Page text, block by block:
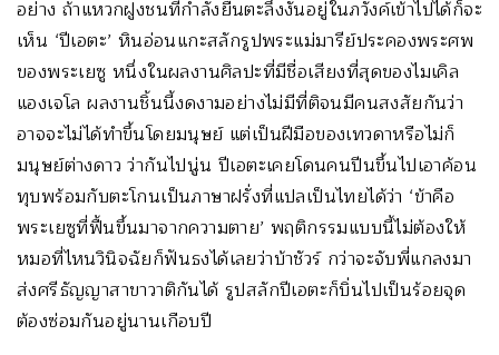
อย่าง ถ้าแหวกฝูงชนที่กำลังยืนตะลึงงันอยู่ในภวังค์เข้าไปได้ก็จะ
เห็น ‘ปีเอตะ’ หินอ่อนแกะสลักรูปพระแม่มารีย์ประคองพระศพ
ของพระเยซู หนึ่งในผลงานศิลปะที่มีชื่อเสียงที่สุดของไมเคิล
แองเจโล ผลงานชิ้นนี้งดงามอย่างไม่มีที่ติจนมีคนสงสัยกันว่า
อาจจะไม่ได้ทำขึ้นโดยมนุษย์ แต่เป็นฝีมือของเทวดาหรือไม่ก็
มนุษย์ต่างดาว ว่ากันไปนู่น ปีเอตะเคยโดนคนปีนขึ้นไปเอาค้อน
ทุบพร้อมกับตะโกนเป็นภาษาฝรั่งที่แปลเป็นไทยได้ว่า ‘ข้าคือ
พระเยซูที่ฟื้นขึ้นมาจากความตาย’ พฤติกรรมแบบนี้ไม่ต้องให้
หมอที่ไหนวินิจฉัยก็ฟันธงได้เลยว่าบ้าชัวร์ กว่าจะจับพี่แกลงมา
ส่งศรีธัญญาสาขาวาติกันได้ รูปสลักปีเอตะก็บิ่นไปเป็นร้อยจุด
ต้องซ่อมกันอยู่นานเกือบปี